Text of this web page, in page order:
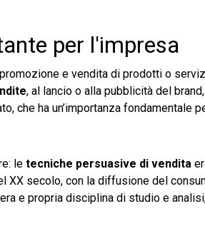
per l'impresa
e vendita di prodotti o
, al lancio o alla pubblicità del
che ha un’importanza fondamentale
le tecniche persuasive di vendita
XX secolo, con la diffusione del
e propria disciplina di studio e